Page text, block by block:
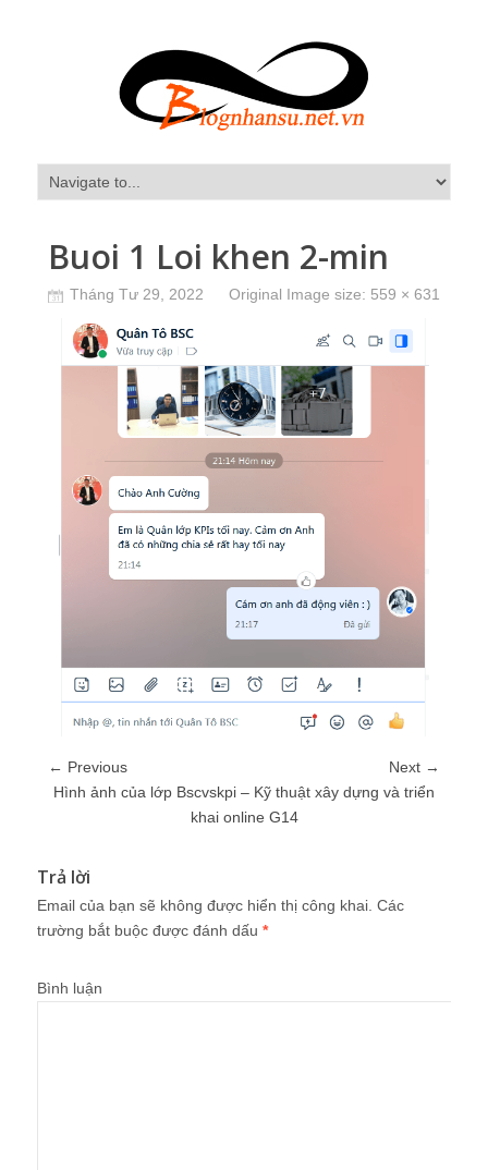
Buoi 1 Loi khen 2-min
Tháng Tư 29, 2022 Original Image size: 559 × 631
← Previous
Next →
Hình ảnh của lớp Bscvskpi – Kỹ thuật xây dựng và triển
khai online G14
Trả lời
Email của bạn sẽ không được hiển thị công khai. Các
trường bắt buộc được đánh dấu *
Bình luận